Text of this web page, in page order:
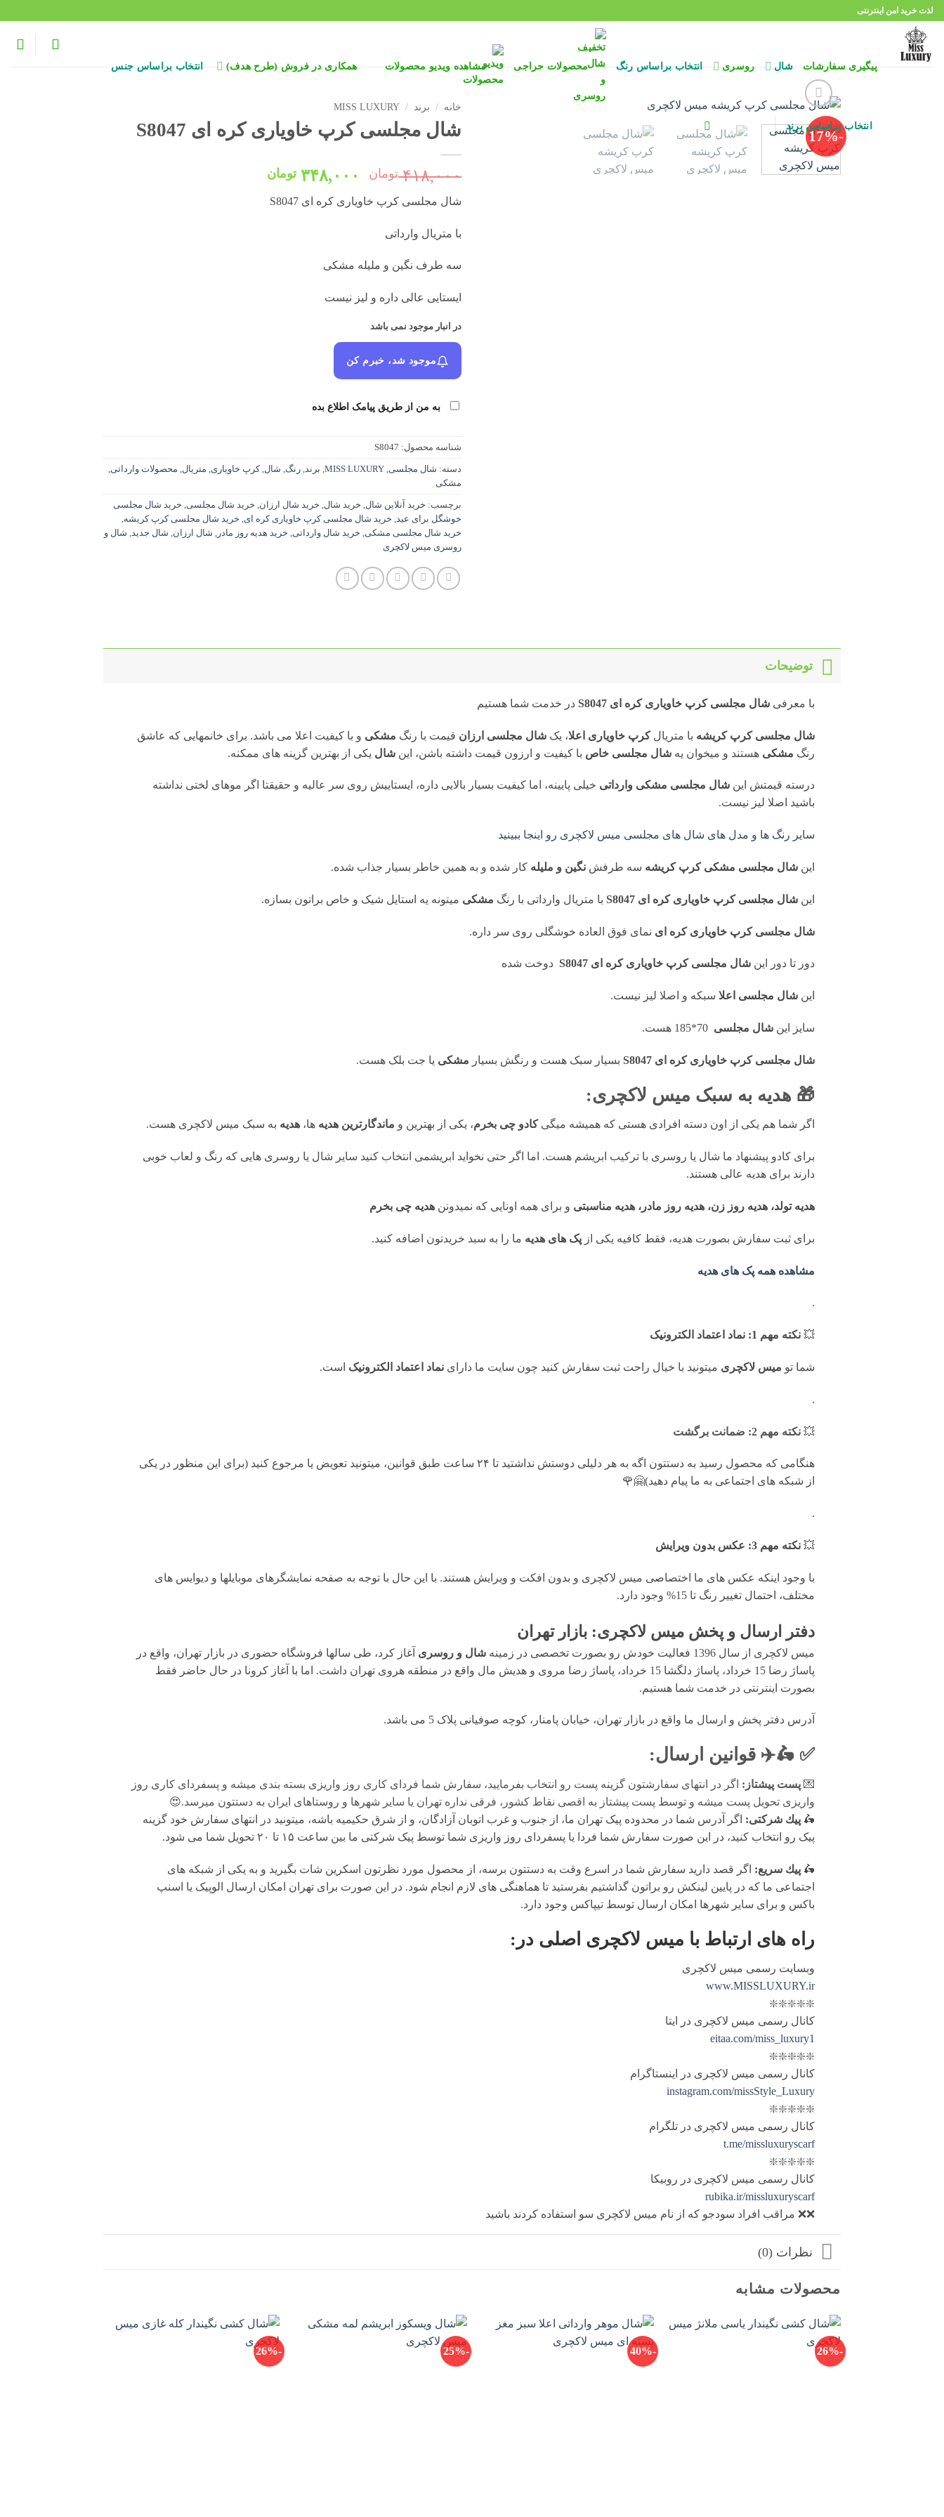
Skip
content
لذت خرید امن اینترنتی
پیگیری سفارشات شال روسری انتخاب براساس رنگ محصولات حراجی مشاهده ویدیو محصولات همکاری در فروش (طرح هدف) انتخاب براساس جنس
انتخاب براساس برند
-17%
خانه / برند /
MISS LUXURY
شال مجلسی کرپ خاویاری کره ای S8047
۴۱۸,۰۰۰ تومان
قیمت
اصلی:
۴۱۸,۰۰۰ تومان
۳۴۸,۰۰۰ تومان
شال مجلسی کرپ خاویاری کره ای S8047
با متریال وارداتی
سه طرف نگین و ملیله مشکی
ایستایی عالی داره و لیز نیست
در انبار موجود نمی باشد
موجود شد، خبرم کن
به من از طریق پیامک اطلاع بده
شناسه محصول: S8047
دسته: شال مجلسی MISS LUXURY برند رنگ شال ,کرپ خاویاری متریال محصولات وارداتی
مشکی
برچسب: خرید آنلاین شال خرید شال خرید شال ارزان خرید شال مجلسی خرید شال مجلسی
خوشگل برای عید
خرید شال مجلسی کرپ خاویاری کره ای خرید شال مجلسی کرپ کریشه
خرید شال مجلسی مشکی خرید شال وارداتی خرید هدیه روز مادر شال ارزان شال جدید
شال و
روسری میس لاکچری
توضیحات
با معرفی شال مجلسی کرپ خاویاری کره ای S8047 در خدمت شما هستیم
شال مجلسی کرپ کریشه با متریالکرپ خاویاری اعلا، یک شال مجلسی ارزان قیمت با رنگ مشکی و با کیفیت اعلا می باشد. برای خانمهایی که عاشق
رنگ مشکی هستند و میخوان یه شال مجلسی خاص با کیفیت و ارزون قیمت داشته باشن، این شال یکی از بهترین گزینه های ممکنه.
درسته قیمتش این شال مجلسی مشکی وارداتی خیلی پایینه، اما کیفیت بسیار بالایی داره، ایستاییش روی سر عالیه و حقیقتا اگر موهای لختی نداشته
باشید اصلا لیز نیست.
سایر رنگ ها و مدل های شال های مجلسی میس لاکچری رو اینجا ببینید
این شال مجلسی مشکی کرپ کریشه سه طرفش نگین و ملیله کار شده و به همین خاطر بسیار جذاب شده.
این شال مجلسی کرپ خاویاری کره ای S8047 با متریال وارداتی با رنگ مشکی میتونه یه استایل شیک و خاص براتون بسازه.
شال مجلسی کرپ خاویاری کره ای نمای فوق العاده خوشگلی روی سر داره.
دور تا دور این شال مجلسی کرپ خاویاری کره ای S8047 دوخت شده
این شال مجلسی اعلا سبکه و اصلا لیز نیست.
سایز این شال مجلسی
شال مجلسی کرپ خاویاری کره ای S8047 بسیار سبک هست و رنگش بسیار مشکی یا جت بلک هست.
🎁 هدیه به سبک میس لاکچری:
اگر شما هم یکی از اون دسته افرادی هستی که همیشه میگیکادو چی بخرم، یکی از بهترین و ماندگارترین هدیه ها، هدیه به سبک میس لاکچری هست.
برای کادو پیشنهاد ما شال یا روسری با ترکیب ابریشم هست. اما اگر حتی نخواید ابریشمی انتخاب کنید سایر شال یا روسری هایی که رنگ و لعاب خوبی
دارند برای هدیه عالی هستند.
هدیه تولد، هدیه روز زن، هدیه روز مادر، هدیه مناسبتی و برای همه اونایی که نمیدونن هدیه چی بخرم
برای ثبت سفارش بصورت هدیه، فقط کافیه یکی از پک های هدیه ما را به سبد خریدتون اضافه کنید.
مشاهده همه پک های هدیه
.
💥 نکته مهم 1: نماد اعتماد الکترونیک
شما تو میس لاکچری میتونید با خیال راحت ثبت سفارش کنید چون سایت ما دارای نماد اعتماد الکترونیک است.
.
💥 نکته مهم 2: ضمانت برگشت
هنگامی که محصول رسید به دستتون اگه به هر دلیلی دوستش نداشتید تا ۲۴ ساعت طبق قوانین، میتونید تعویض یا مرجوع کنید (برای این منظور در یکی
از شبکه های اجتماعی به ما پیام دهید)🤗🌹
.
💥 نکته مهم 3: عکس بدون ویرایش
با وجود اینکه عکس های ما اختصاصی میس لاکچری و بدون افکت و ویرایش هستند. با این حال با توجه به صفحه نمایشگرهای موبایلها و دیوایس های
مختلف، احتمال تغییر رنگ تا 15% وجود دارد.
دفتر ارسال و پخش میس لاکچری: بازار تهران
میس لاکچری از سال 1396 فعالیت خودش رو بصورت تخصصی در زمینه شال و روسری آغاز کرد، طی سالها فروشگاه حضوری در بازار تهران، واقع در
پاساژ رضا 15 خرداد، پاساژ دلگشا 15 خرداد، پاساژ رضا مروی و هدیش مال واقع در منطقه هروی تهران داشت. اما با آغاز کرونا در حال حاضر فقط
بصورت اینترنتی در خدمت شما هستیم.
آدرس دفتر پخش و ارسال ما واقع در بازار تهران، خیابان پامنار، کوچه صوفیانی پلاک 5 می باشد.
✅ 🛵✈️ قوانين ارسال:
💌 پست پیشتاز: اگر در انتهای سفارشتون گزینه پست رو انتخاب بفرمایید، سفارش شما فردای کاری روز واریزی بسته بندی میشه و پسفردای کاری روز
واریزی تحویل پست میشه و توسط پست پیشتاز به اقصی نقاط کشور، فرقی نداره تهران یا سایر شهرها و روستاهای ایران به دستتون میرسد.😍
🛵 پيك شرکتی: اگر آدرس شما در محدوده پیک تهران ما، از جنوب و غرب اتوبان آزادگان، و از شرق حکیمیه باشه، میتونید در انتهای سفارش خود گزینه
پیک رو انتخاب کنید، در این صورت سفارش شما فردا یا پسفردای روز واريزى شما توسط پیک شرکتی ما بين ساعت ۱۵ تا ٢٠ تحويل شما مى شود.
🛵 پيك سریع: اگر قصد دارید سفارش شما در اسرع وقت به دستتون برسه، از محصول مورد نظرتون اسکرین شات بگیرید و به یکی از شبکه های
اجتماعی ما که در پایین لینکش رو براتون گذاشتیم بفرستید تا هماهنگی های لازم انجام شود. در این صورت برای تهران امکان ارسال الوپیک یا اسنپ
باکس و برای سایر شهرها امکان ارسال توسط تیپاکس وجود دارد.
راه های ارتباط با میس لاکچری اصلی در:
وبسایت رسمی میس لاکچری
www.MISSLUXURY.ir
❇️❇️❇️❇️❇️
کانال رسمی میس لاکچری در ایتا
eitaa.com/miss_luxury1
❇️❇️❇️❇️❇️
کانال رسمی میس لاکچری در اینستاگرام
instagram.com/missStyle_Luxury
❇️❇️❇️❇️❇️
کانال رسمی میس لاکچری در تلگرام
t.me/missluxuryscarf
❇️❇️❇️❇️❇️
کانال رسمی میس لاکچری در روبیکا
rubika.ir/missluxuryscarf
❌❌ مراقب افراد سودجو که از نام میس لاکچری سو استفاده کردند باشید
نظرات (0)
محصولات مشابه
-26%
-40%
-25%
-26%